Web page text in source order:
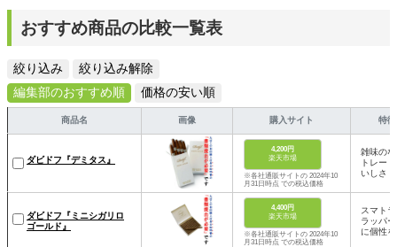
おすすめ商品の比較一覧表
絞り込み
絞り込み解除
編集部のおすすめ順
価格の安い順
商品名 画像 購入サイト 特徴
ダビドフ『デミタス』
4,200円
楽天市場
※各社通販サイトの 2024年10
月31日時点 での税込価格
雑味の
トレー
いしさ
ダビドフ『ミニシガリロ
ゴールド』
4,400円
楽天市場
※各社通販サイトの 2024年10
月31日時点 での税込価格
スマト
ラッパ
に個性